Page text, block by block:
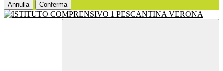
Annulla Conferma